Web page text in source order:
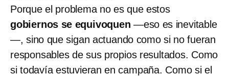
Porque el problema no es que estos
gobiernos se equivoquen —eso es inevitable
—, sino que sigan actuando como si no fueran
responsables de sus propios resultados. Como
si todavía estuvieran en campaña. Como si el